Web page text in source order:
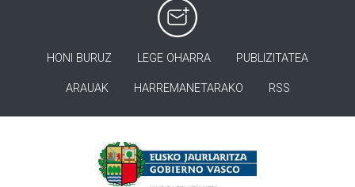
HONI BURUZ LEGE OHARRA PUBLIZITATEA
ARAUAK HARREMANETARAKO RSS